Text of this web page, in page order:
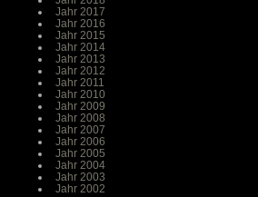
Jahr 2017
Jahr 2016
Jahr 2015
Jahr 2014
Jahr 2013
Jahr 2012
Jahr 2011
Jahr 2010
Jahr 2009
Jahr 2008
Jahr 2007
Jahr 2006
Jahr 2005
Jahr 2004
Jahr 2003
Jahr 2002